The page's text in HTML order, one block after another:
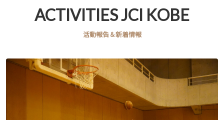
ACTIVITIES JCI KOBE
活動報告＆新着情報